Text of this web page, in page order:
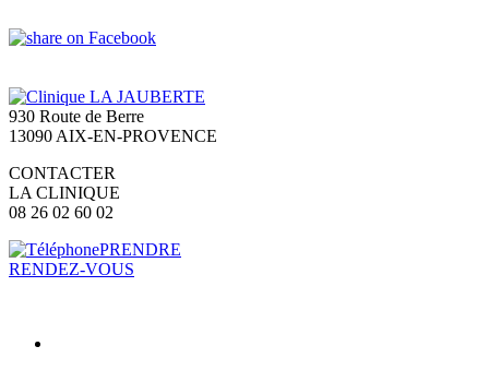
930 Route de Berre
13090 AIX-EN-PROVENCE
CONTACTER
LA CLINIQUE
08 26 02 60 02
PRENDRE
RENDEZ-VOUS